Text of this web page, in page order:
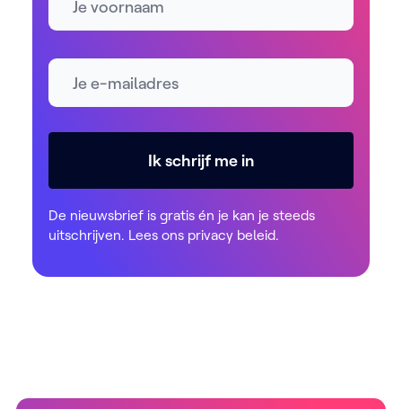
E-mailadres *
Ik schrijf me in
De nieuwsbrief is gratis én je kan je steeds
uitschrijven. Lees ons privacy beleid.